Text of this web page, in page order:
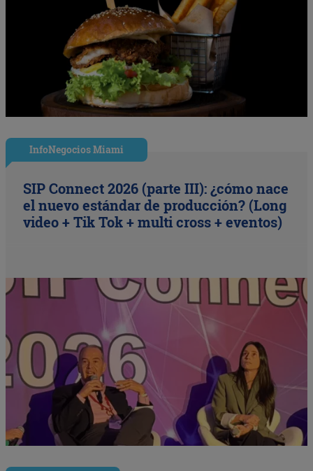
InfoNegocios Miami
SIP Connect 2026 (parte III): ¿cómo nace
el nuevo estándar de producción? (Long
video + Tik Tok + multi cross + eventos)